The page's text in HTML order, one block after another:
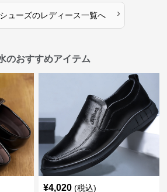
ューズのレディース一覧へ ›
のおすすめアイテム
¥4,020 (税込)